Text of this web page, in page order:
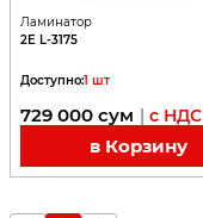
Ламинатор
2E L-3175
Доступно:1 шт
729 000 сум | с НДС
в Корзину